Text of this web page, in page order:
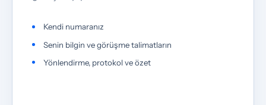
Kendi numaranız
Senin bilgin ve görüşme talimatların
Yönlendirme, protokol ve özet